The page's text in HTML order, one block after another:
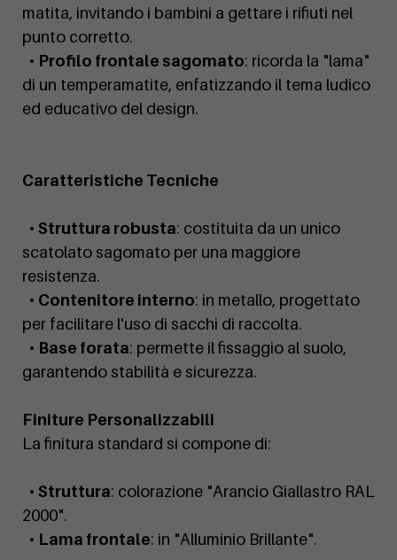
matita, invitando i bambini a gettare i rifiuti nel
punto corretto.
• Profilo frontale sagomato: ricorda la "lama"
di un temperamatite, enfatizzando il tema ludico
ed educativo del design.
Caratteristiche Tecniche
• Struttura robusta: costituita da un unico
scatolato sagomato per una maggiore
resistenza.
• Contenitore interno: in metallo, progettato
per facilitare l'uso di sacchi di raccolta.
• Base forata: permette il fissaggio al suolo,
garantendo stabilità e sicurezza.
Finiture Personalizzabili
La finitura standard si compone di:
• Struttura: colorazione "Arancio Giallastro RAL
2000".
• Lama frontale: in "Alluminio Brillante".